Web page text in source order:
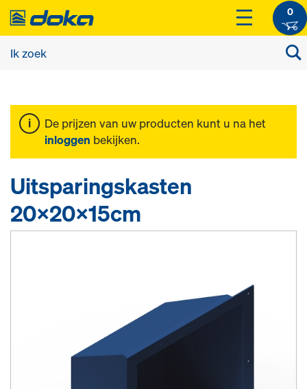
0
De prijzen van uw producten kunt u na het
inloggen bekijken.
Uitsparingskasten
20x20x15cm